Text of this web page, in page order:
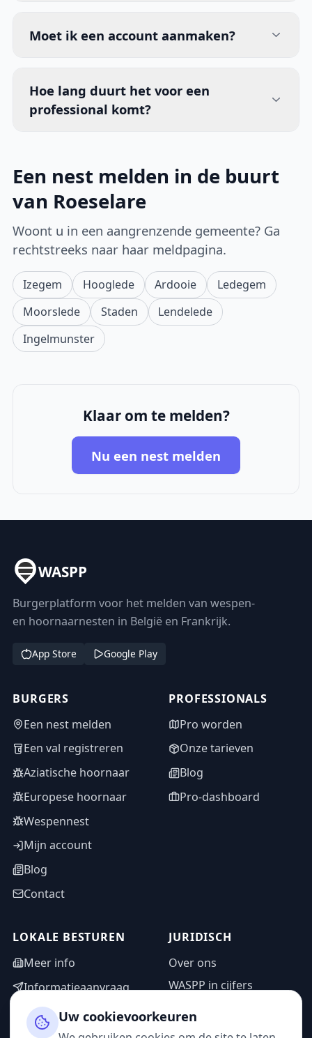
Moet ik een account aanmaken?
Hoe lang duurt het voor een
professional komt?
Een nest melden in de buurt
van Roeselare
Woont u in een aangrenzende gemeente? Ga
rechtstreeks naar haar meldpagina.
Izegem Hooglede Ardooie
Ledegem
Moorslede
Staden
Lendelede
Ingelmunster
Klaar om te melden?
Nu een nest melden
WASPP
Burgerplatform voor het melden van wespen-
en hoornaarnesten in België en Frankrijk.
App Store Google Play
BURGERS
Een nest melden
Een val registreren
Aziatische hoornaar
Europese hoornaar
Wespennest
Mijn account
Blog
Contact
PROFESSIONALS
Pro worden
Onze tarieven
Blog
Pro-dashboard
LOKALE BESTUREN
Meer info
Informatieaanvraag
Adminzone
JURIDISCH
Over ons
WASPP in cijfers
Privacybeleid
Uw cookievoorkeuren